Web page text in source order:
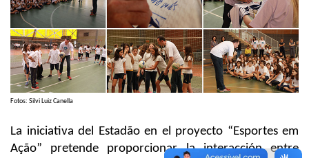
Fotos: Silvi Luiz Canella
La iniciativa del Estadão en el proyecto “Esportes em
Ação” pretende proporcionar la interacción entre